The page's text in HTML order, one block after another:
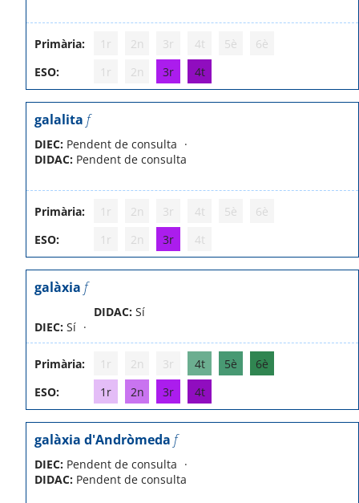
Primària: 1r 2n 3r 4t 5è
6è
ESO:
1r 2n 3r 4t
galalita f
DIEC: Pendent de consulta
DIDAC: Pendent de consulta
Primària: 1r 2n 3r 4t 5è
6è
ESO:
1r 2n 3r 4t
galàxia f
DIEC: Sí
DIDAC: Sí
Primària: 1r 2n 3r 4t 5è
6è
ESO:
1r 2n 3r 4t
galàxia d'Andròmeda f
DIEC: Pendent de consulta
DIDAC: Pendent de consulta